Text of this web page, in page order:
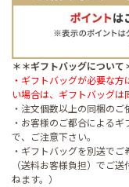
＊＊ギフトバッグについて
・ギフトバッグが必要な
い場合は、ギフトバッグは
・注文個数以上の同梱のご
・お客様のご都合による
で、ご注意下さい。
・ギフトバッグを別送で
（送料お客様負担）でご
ねます。）